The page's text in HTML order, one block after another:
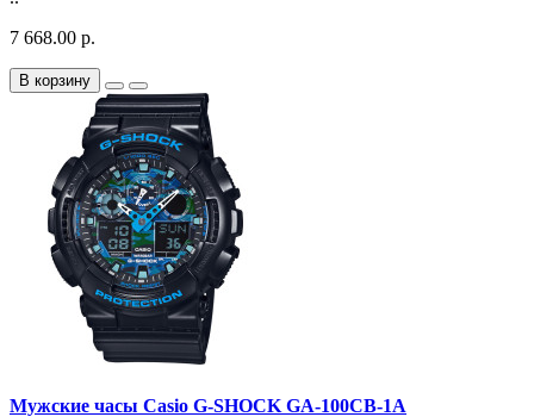
7 668.00 р.
В корзину
Мужские часы Casio G-SHOCK GA-100CB-1A